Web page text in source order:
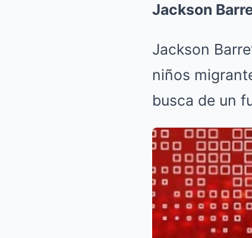
Jackson
Jackson
niños
busca de un